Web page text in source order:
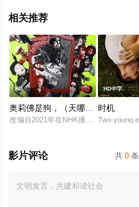
相关推荐
HD 3.0
奥莉佛是狗，（天哪！！）这家伙
改编自2021年在NHK播出的同名剧集
HD中字
时机
Two young
共0
影片评论